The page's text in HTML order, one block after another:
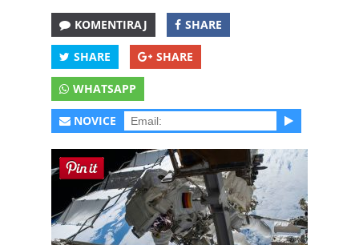
KOMENTIRAJ SHARE
SHARE SHARE
WHATSAPP
NOVICE